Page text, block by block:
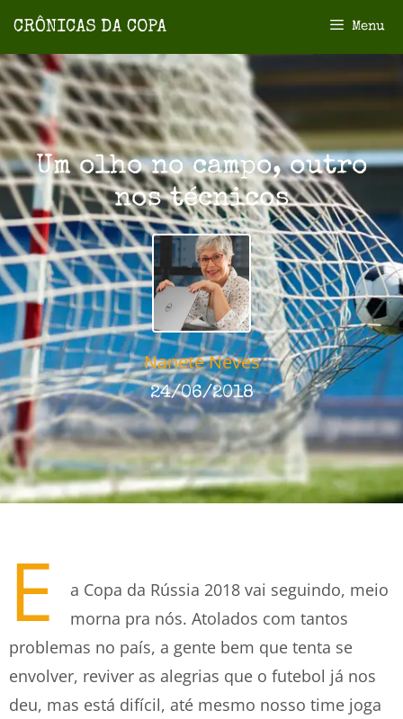
Menu
Um olho no campo, outro
nos técnicos
Nanete Neves
24/06/2018
E
a Copa da Rússia 2018 vai seguindo, meio
morna pra nós. Atolados com tantos
problemas no país, a gente bem que tenta se
envolver, reviver as alegrias que o futebol já nos
deu, mas está difícil, até mesmo nosso time joga